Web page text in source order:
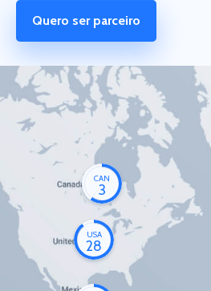
Quero ser parceiro
CAN
3
USA
28